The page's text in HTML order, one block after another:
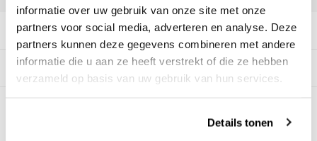
informatie over uw gebruik van onze site met onze
partners voor social media, adverteren en analyse. Deze
partners kunnen deze gegevens combineren met andere
informatie die u aan ze heeft verstrekt of die ze hebben
verzameld op basis van uw gebruik van hun services.
Details tonen
Productomschrijving
Gerelateerde producten